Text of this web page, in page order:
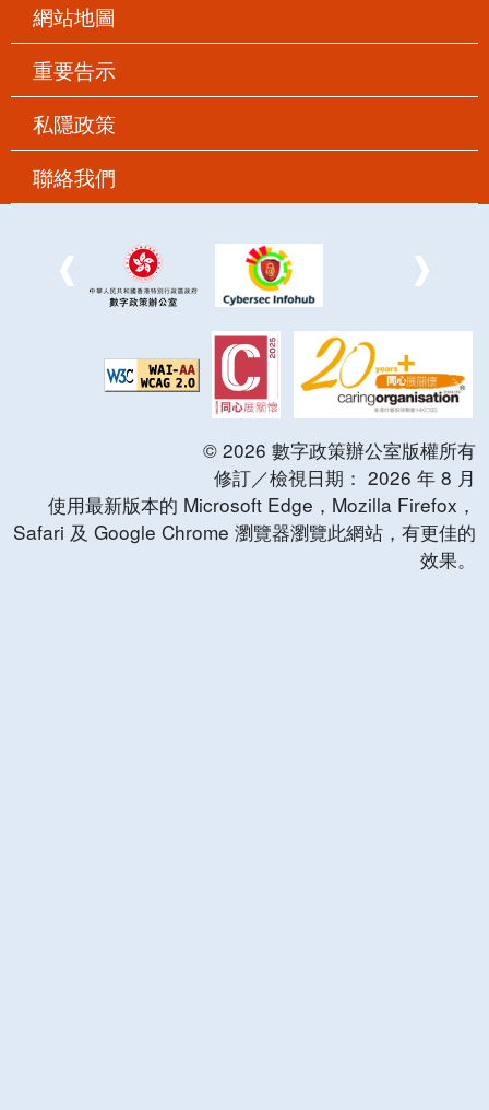
網站地圖
重要告示
私隱政策
聯絡我們
© 2026 數字政策辦公室版權所有
修訂／檢視日期： 2026 年 8 月
使用最新版本的 Microsoft Edge，Mozilla Firefox，
Safari 及 Google Chrome 瀏覽器瀏覽此網站，有更佳的
效果。